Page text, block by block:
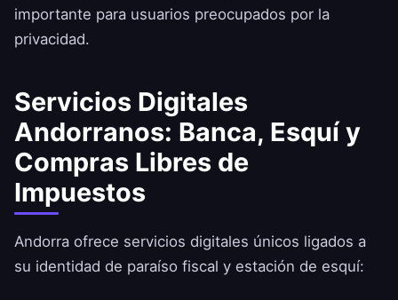
importante para usuarios preocupados por la
privacidad.
Servicios Digitales
Andorranos: Banca, Esquí y
Compras Libres de
Impuestos
Andorra ofrece servicios digitales únicos ligados a
su identidad de paraíso fiscal y estación de esquí: